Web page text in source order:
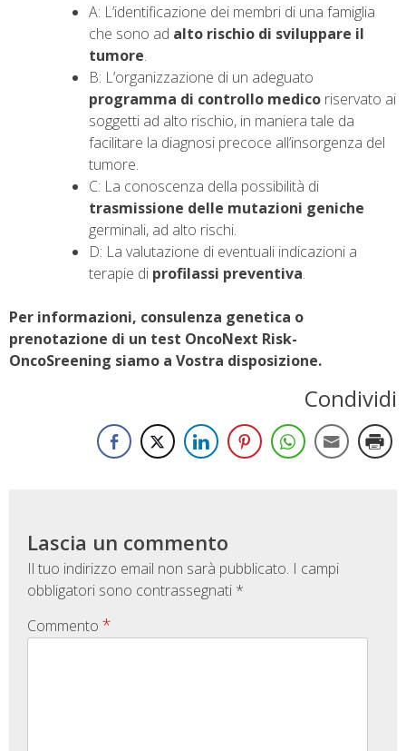
A: L’identificazione dei membri di una famiglia
che sono ad alto rischio di sviluppare il
tumore.
B: L’organizzazione di un adeguato
programma di controllo medico riservato ai
soggetti ad alto rischio, in maniera tale da
facilitare la diagnosi precoce all’insorgenza del
tumore.
C: La conoscenza della possibilità di
trasmissione delle mutazioni geniche
germinali, ad alto rischi.
D: La valutazione di eventuali indicazioni a
terapie di profilassi preventiva.
Per informazioni, consulenza genetica o
prenotazione di un test OncoNext Risk-
OncoSreening siamo a Vostra disposizione.
Condividi
Lascia un commento
Il tuo indirizzo email non sarà pubblicato. I campi
obbligatori sono contrassegnati *
Commento *